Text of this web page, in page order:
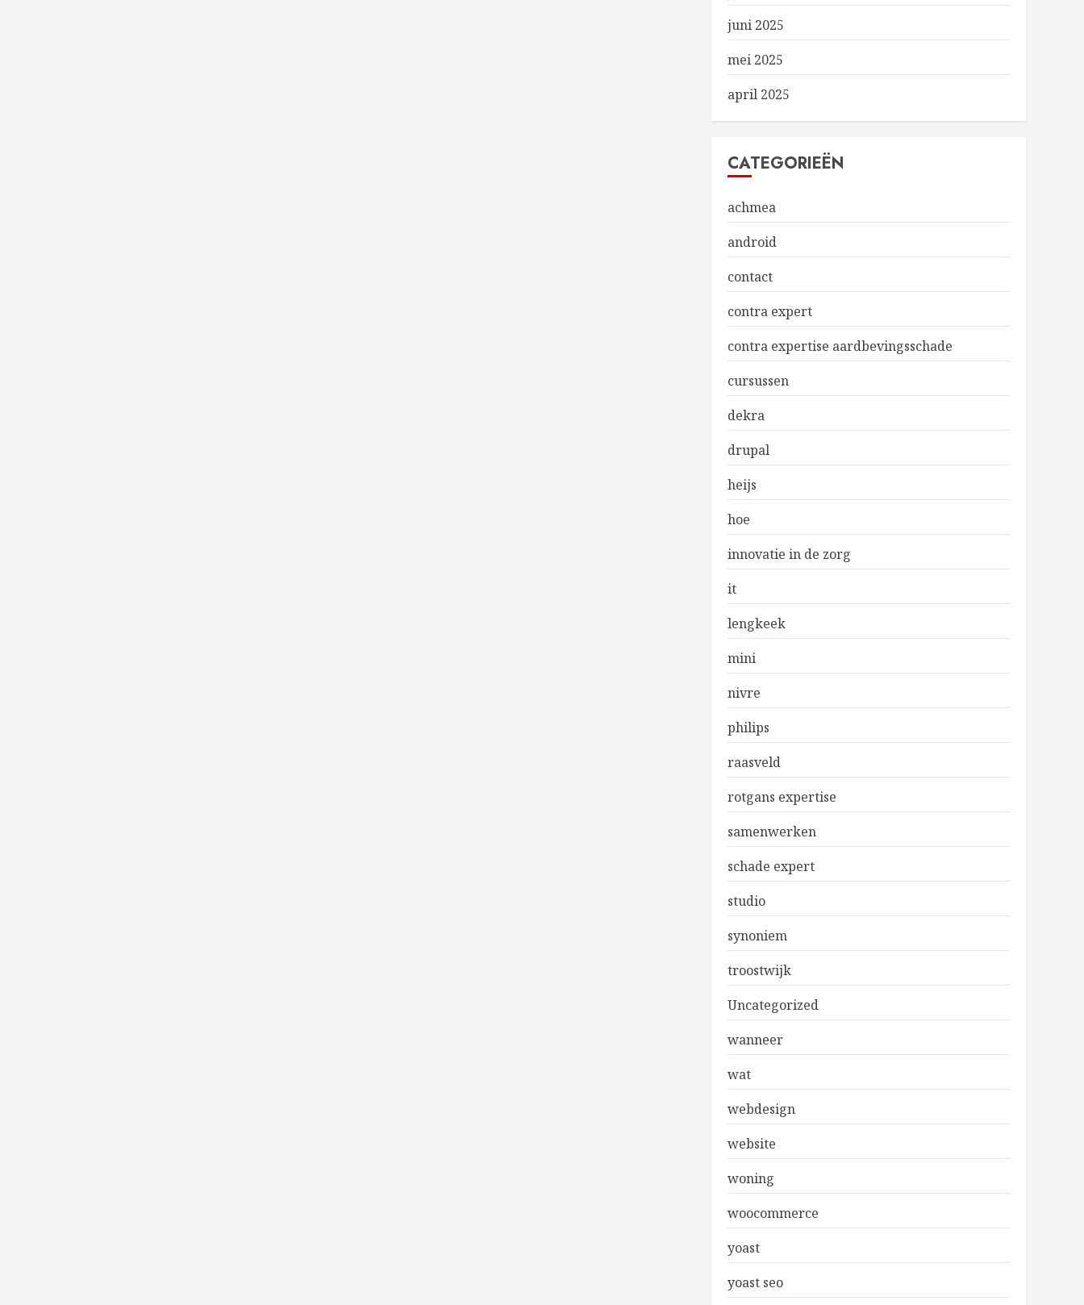
juni 2025
mei 2025
april 2025
CATEGORIEËN
achmea
android
contact
contra expert
contra expertise aardbevingsschade
cursussen
dekra
drupal
heijs
hoe
innovatie in de zorg
it
lengkeek
mini
nivre
philips
raasveld
rotgans expertise
samenwerken
schade expert
studio
synoniem
troostwijk
Uncategorized
wanneer
wat
webdesign
website
woning
woocommerce
yoast
yoast seo